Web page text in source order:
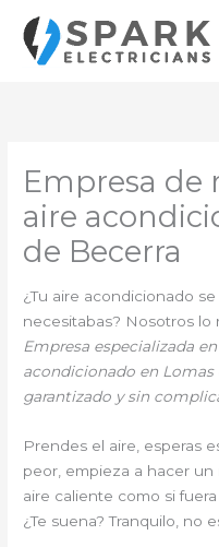
contenido
Empresa de
aire
de Becerra
¿Tu aire acondicionado
necesitabas? Nosotros lo
Empresa especializada
acondicionado en Lomas
garantizado y sin
Prendes el aire, esperas
peor, empieza a hacer
aire caliente como si fuera
¿Te suena? Tranquilo, no